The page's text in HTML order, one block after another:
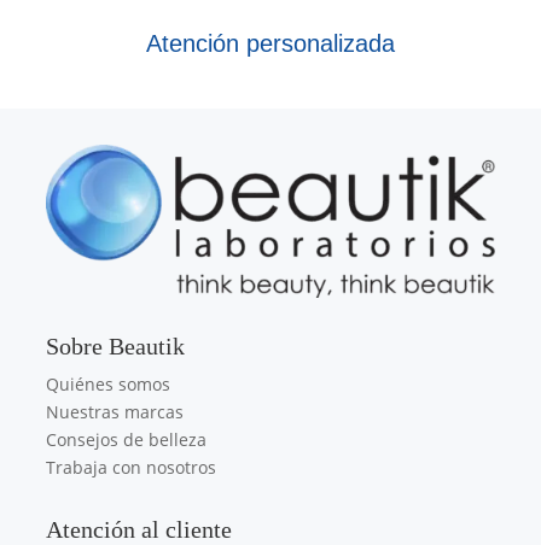
Atención personalizada
Sobre Beautik
Quiénes somos
Nuestras marcas
Consejos de belleza
Trabaja con nosotros
Atención al cliente